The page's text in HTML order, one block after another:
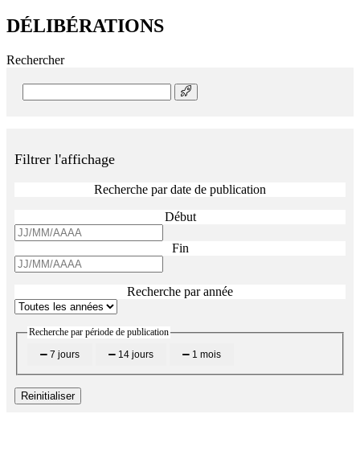
DÉLIBÉRATIONS
Rechercher
Rechercher
Filtrer l'affichage
Recherche par date de publication
Début
Fin
Recherche par année
Recherche par période de publication
7 jours
14 jours 1 mois
Reinitialiser